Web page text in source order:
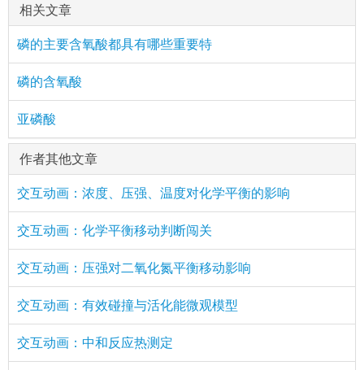
相关文章
磷的主要含氧酸都具有哪些重要特
磷的含氧酸
亚磷酸
作者其他文章
交互动画：浓度、压强、温度对化学平衡的影响
交互动画：化学平衡移动判断闯关
交互动画：压强对二氧化氮平衡移动影响
交互动画：有效碰撞与活化能微观模型
交互动画：中和反应热测定